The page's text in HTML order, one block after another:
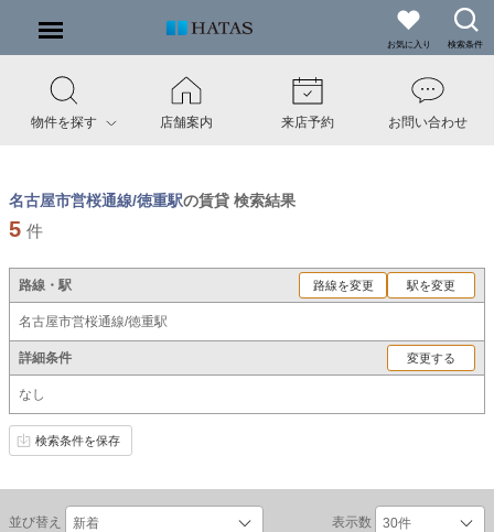
お気に入り 検索条件
物件を探す 店舗案内 来店予約 お問い合わせ
名古屋市営桜通線/徳重駅の賃貸 検索結果
5 件
路線・駅 路線を変更 駅を変更
名古屋市営桜通線/徳重駅
詳細条件 変更する
なし
検索条件を保存
並び替え 表示数